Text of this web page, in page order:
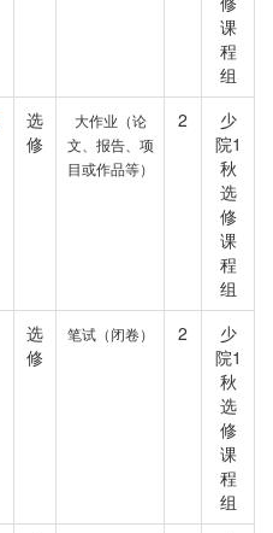
课
程
组
选
修
大作业（论
文、报告、项
目或作品等）
2
少
院1
秋
选
修
课
程
组
选
修
笔试（闭卷） 2
少
院1
秋
选
修
课
程
组